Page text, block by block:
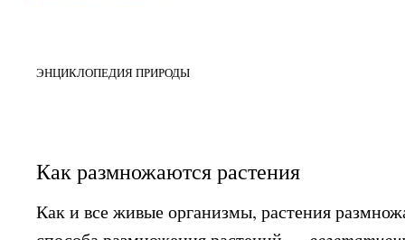
ЭНЦИКЛОПЕДИЯ ПРИРОДЫ
Как размножаются растения
Как и все живые организмы, растения